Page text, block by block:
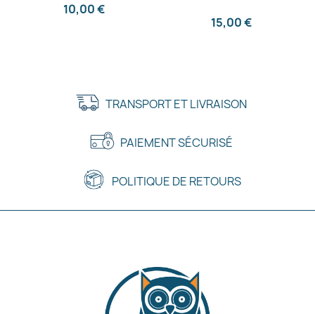
10,00 €
15,00 €
TRANSPORT ET LIVRAISON
PAIEMENT SÉCURISÉ
POLITIQUE DE RETOURS